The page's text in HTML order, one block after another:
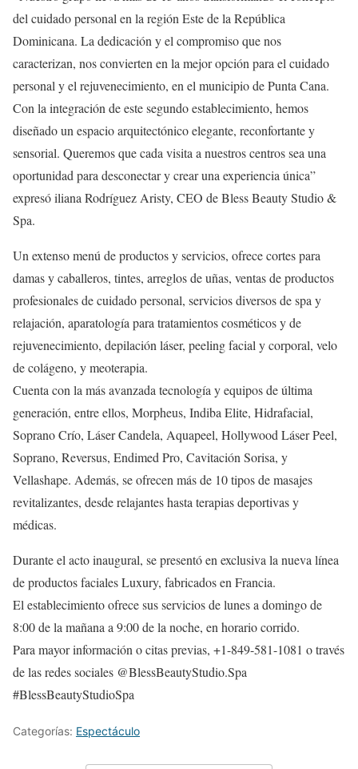
del cuidado personal en la región Este de la República
Dominicana. La dedicación y el compromiso que nos
caracterizan, nos convierten en la mejor opción para el cuidado
personal y el rejuvenecimiento, en el municipio de Punta Cana.
Con la integración de este segundo establecimiento, hemos
diseñado un espacio arquitectónico elegante, reconfortante y
sensorial. Queremos que cada visita a nuestros centros sea una
oportunidad para desconectar y crear una experiencia única”
expresó iliana Rodríguez Aristy, CEO de Bless Beauty Studio &
Spa.
Un extenso menú de productos y servicios, ofrece cortes para
damas y caballeros, tintes, arreglos de uñas, ventas de productos
profesionales de cuidado personal, servicios diversos de spa y
relajación, aparatología para tratamientos cosméticos y de
rejuvenecimiento, depilación láser, peeling facial y corporal, velo
de colágeno, y meoterapia.
Cuenta con la más avanzada tecnología y equipos de última
generación, entre ellos, Morpheus, Indiba Elite, Hidrafacial,
Soprano Crío, Láser Candela, Aquapeel, Hollywood Láser Peel,
Soprano, Reversus, Endimed Pro, Cavitación Sorisa, y
Vellashape. Además, se ofrecen más de 10 tipos de masajes
revitalizantes, desde relajantes hasta terapias deportivas y
médicas.
Durante el acto inaugural, se presentó en exclusiva la nueva línea
de productos faciales Luxury, fabricados en Francia.
El establecimiento ofrece sus servicios de lunes a domingo de
8:00 de la mañana a 9:00 de la noche, en horario corrido.
Para mayor información o citas previas, +1-849-581-1081 o través
de las redes sociales @BlessBeautyStudio.Spa
#BlessBeautyStudioSpa
Categorías: Espectáculo